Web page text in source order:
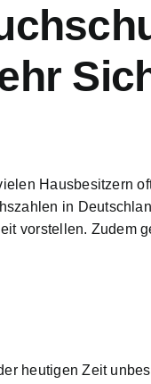
Hausbesitzern
in
vorstellen.
heutigen Zeit